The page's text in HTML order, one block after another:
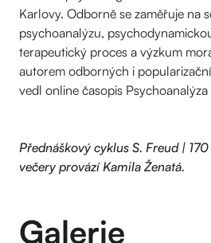
Karlovy. Odborně se zaměřuje na
psychoanalýzu,
terapeutický proces a výzkum
autorem odborných i
vedl online časopis Psychoanalýza
Přednáškový cyklus S. Freud |
večery provází Kamila Ženatá.
Galerie